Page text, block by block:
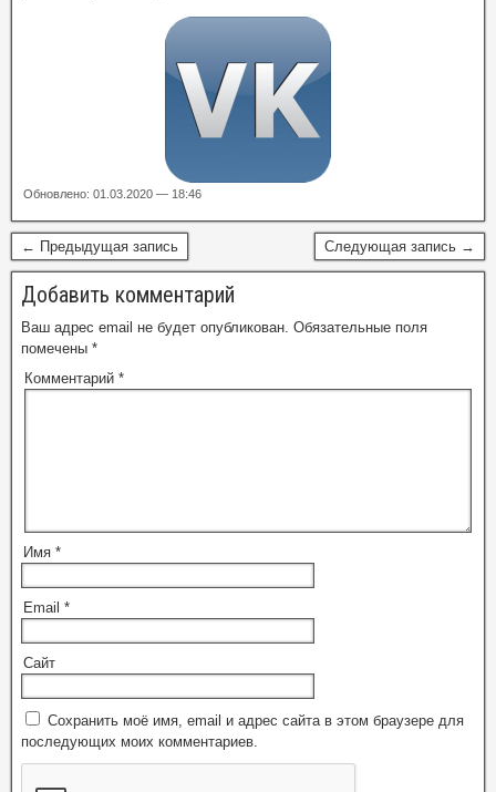
Обновлено: 01.03.2020 — 18:46
← Предыдущая запись Следующая запись →
Добавить комментарий
Ваш адрес email не будет опубликован. Обязательные поля
помечены *
Комментарий *
Имя *
Email *
Сайт
Сохранить моё имя, email и адрес сайта в этом браузере для
последующих моих комментариев.